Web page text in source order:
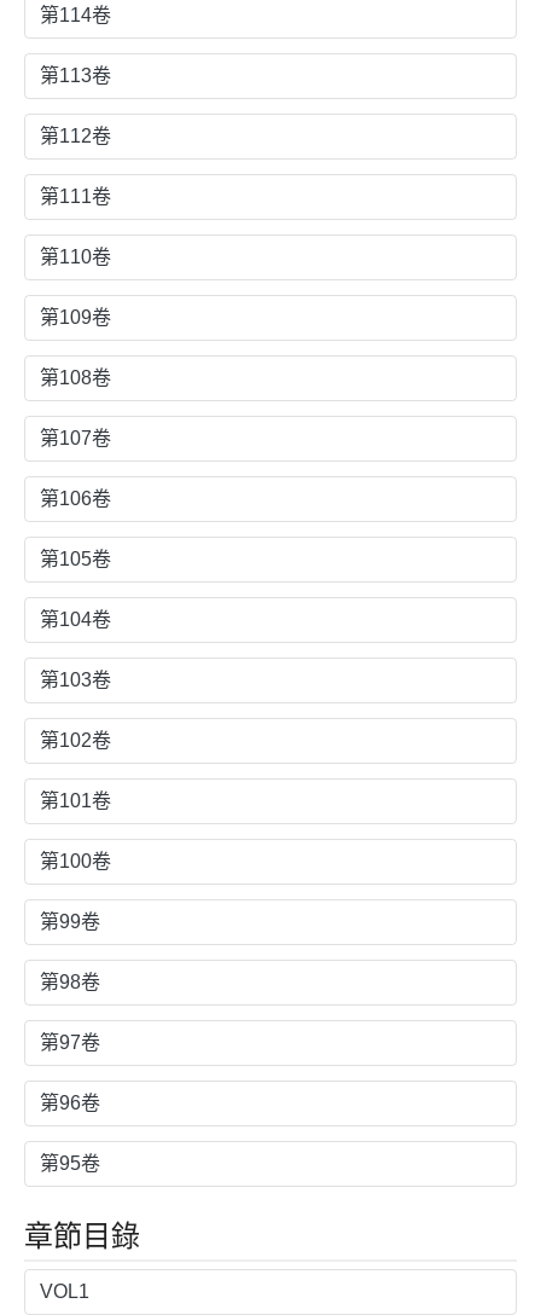
第114卷
第113卷
第112卷
第111卷
第110卷
第109卷
第108卷
第107卷
第106卷
第105卷
第104卷
第103卷
第102卷
第101卷
第100卷
第99卷
第98卷
第97卷
第96卷
第95卷
章節目錄
VOL1